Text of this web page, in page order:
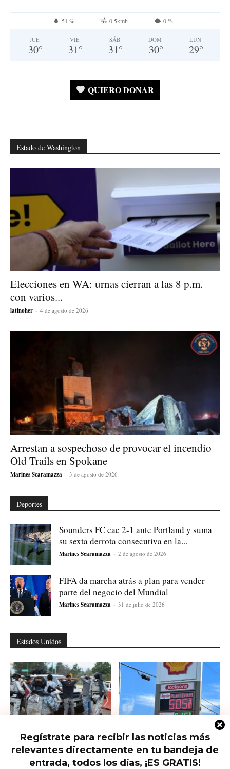
Regístrate para recibir las noticias más
relevantes directamente en tu bandeja de
entrada, todos los días, ¡ES GRATIS!
51 % 0.5kmh 0 %
JUE
30°
VIE
31°
SÁB
31°
DOM
30°
LUN
29°
QUIERO DONAR
Estado de Washington
Elecciones en WA: urnas cierran a las 8 p.m.
con varios...
latinoher - 4 de agosto de 2026
Arrestan a sospechoso de provocar el incendio
Old Trails en Spokane
Marines Scaramazza - 3 de agosto de 2026
Deportes
Sounders FC cae 2-1 ante Portland y suma
su sexta derrota consecutiva en la...
Marines Scaramazza - 2 de agosto de 2026
FIFA da marcha atrás a plan para vender
parte del negocio del Mundial
Marines Scaramazza - 31 de julio de 2026
Estados Unidos
Ofrecen 25 millones por el nuevo
líder del CJNG y hay...
Las petroleras siguen haciendo su
agosto: El conflicto con Irán
dispara...